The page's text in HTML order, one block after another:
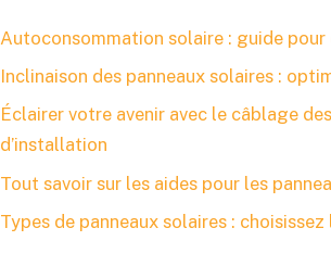
Autoconsommation solaire : guide
Inclinaison des panneaux solaires :
Éclairer votre avenir avec le câblage
d’installation
Tout savoir sur les aides pour les
Types de panneaux solaires :